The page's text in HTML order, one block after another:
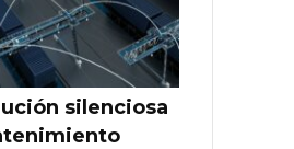
silenciosa